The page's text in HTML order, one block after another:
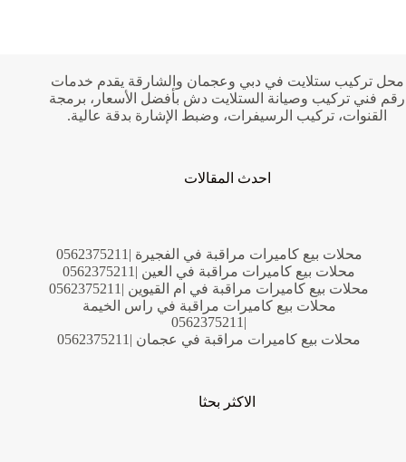
معلم
سيراميك
محل تركيب ستلايت في دبي وعجمان والشارقة يقدم خدمات
رقم فني تركيب وصيانة الستلايت دش بأفضل الأسعار، برمجة
القنوات، تركيب الرسيفرات، وضبط الإشارة بدقة عالية.
احدث المقالات
محلات بيع كاميرات مراقبة في الفجيرة |0562375211
محلات بيع كاميرات مراقبة في العين |0562375211
محلات بيع كاميرات مراقبة في ام القيوين |0562375211
محلات بيع كاميرات مراقبة في راس الخيمة
|0562375211
محلات بيع كاميرات مراقبة في عجمان |0562375211
الاكثر بحثا